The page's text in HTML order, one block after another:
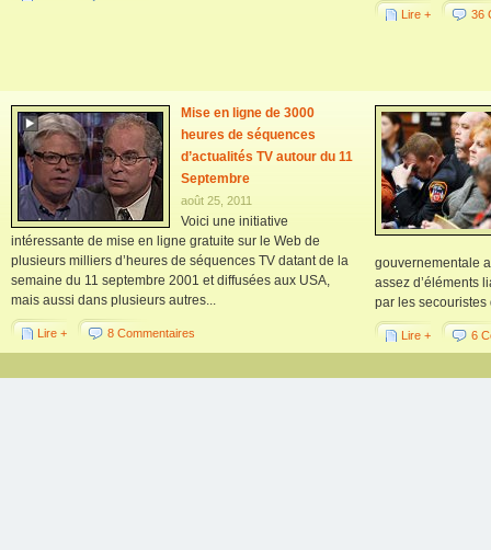
Lire +
36
Mise en ligne de 3000
heures de séquences
d’actualités TV autour du 11
Septembre
août 25, 2011
Voici une initiative
intéressante de mise en ligne gratuite sur le Web de
plusieurs milliers d’heures de séquences TV datant de la
semaine du 11 septembre 2001 et diffusées aux USA,
mais aussi dans plusieurs autres...
Lire + 8 Commentaires
gouvernementale
assez d’éléments
par les secouristes
Lire + 6